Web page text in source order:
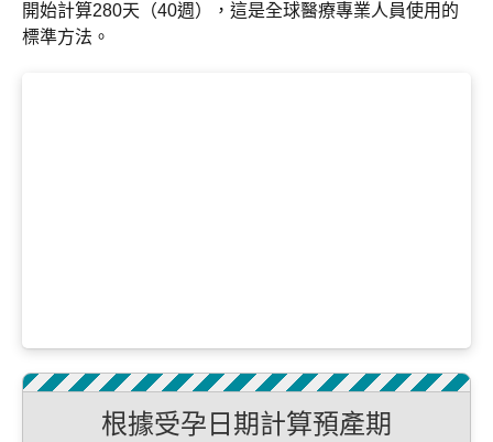
開始計算280天（40週），這是全球醫療專業人員使用的
標準方法。
根據受孕日期計算預產期